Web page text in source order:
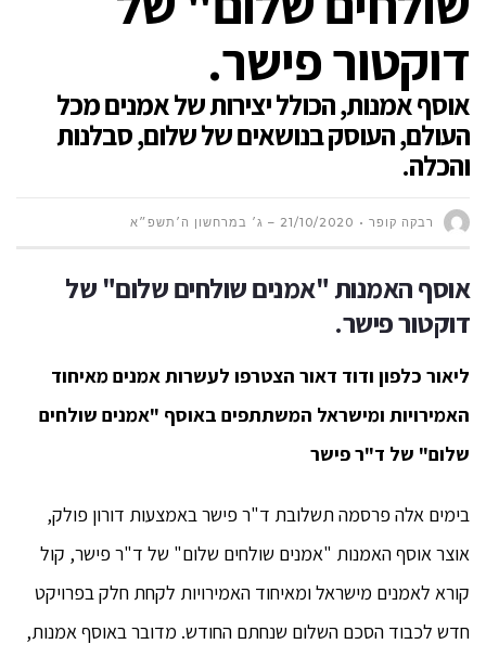
דוקטור פישר.
אוסף אמנות, הכולל יצירות של אמנים מכל
העולם, העוסק בנושאים של שלום, סבלנות
והכלה.
רבקה קופר 21/10/2020 – ג׳ במרחשון ה׳תשפ״א
אוסף האמנות "אמנים שולחים שלום" של
דוקטור פישר.
ליאור כלפון ודוד דאור הצטרפו לעשרות אמנים מאיחוד
האמירויות ומישראל המשתתפים באוסף "אמנים שולחים
שלום" של ד"ר פישר
בימים אלה פרסמה תשלובת ד"ר פישר באמצעות דורון פולק,
אוצר אוסף האמנות "אמנים שולחים שלום" של ד"ר פישר, קול
קורא לאמנים מישראל ומאיחוד האמירויות לקחת חלק בפרויקט
חדש לכבוד הסכם השלום שנחתם החודש. מדובר באוסף אמנות,